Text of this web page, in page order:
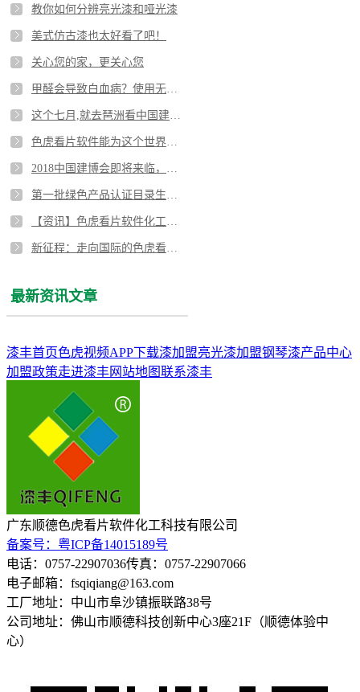
教你如何分辨亮光漆和哑光漆
美式仿古漆也太好看了吧！
关心您的家，更关心您
最新资讯文章
漆丰首页色虎视频APP下载漆加盟亮光漆加盟钢琴漆产品中心
加盟政策走进漆丰网站地图联系漆丰
广东顺德色虎看片软件化工科技有限公司
备案号：粤ICP备14015189号
电话：0757-22907036传真：0757-22907066
电子邮箱：fsqiqiang@163.com
工厂地址：中山市阜沙镇振联路38号
公司地址：佛山市顺德科技创新中心3座21F（顺德体验中
心）